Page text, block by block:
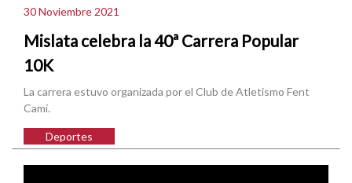
30 Noviembre 2021
Mislata celebra la 40ª Carrera Popular
10K
La carrera estuvo organizada por el Club de Atletismo Fent
Camí.
Deportes